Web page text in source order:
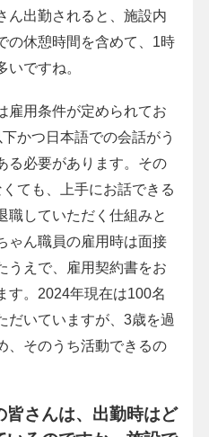
ん出勤されると、施設内
の休憩時間を含めて、1時
ですね。
雇用条件が定められてお
かつ日本語での会話がう
る必要があります。その
ても、上手にお話できる
職していただく仕組みと
ゃん職員の雇用時は面接
うえで、雇用契約書をお
す。2024年現在は100名
だいていますが、3歳を過
、そのうち活動できるの
皆さんは、出勤時はど